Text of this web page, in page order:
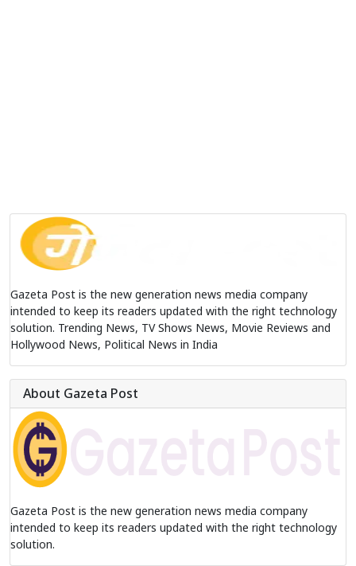
Gazeta Post is the new generation news media company
intended to keep its readers updated with the right technology
solution. Trending News, TV Shows News, Movie Reviews and
Hollywood News, Political News in India
About Gazeta Post
Gazeta Post is the new generation news media company
intended to keep its readers updated with the right technology
solution.